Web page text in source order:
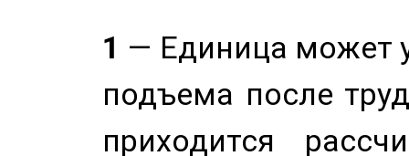
1 — Единица может
подъема после
приходится